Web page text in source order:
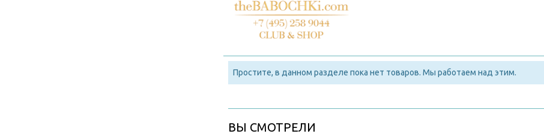
Простите, в данном разделе пока нет товаров. Мы работаем над этим.
ВЫ СМОТРЕЛИ